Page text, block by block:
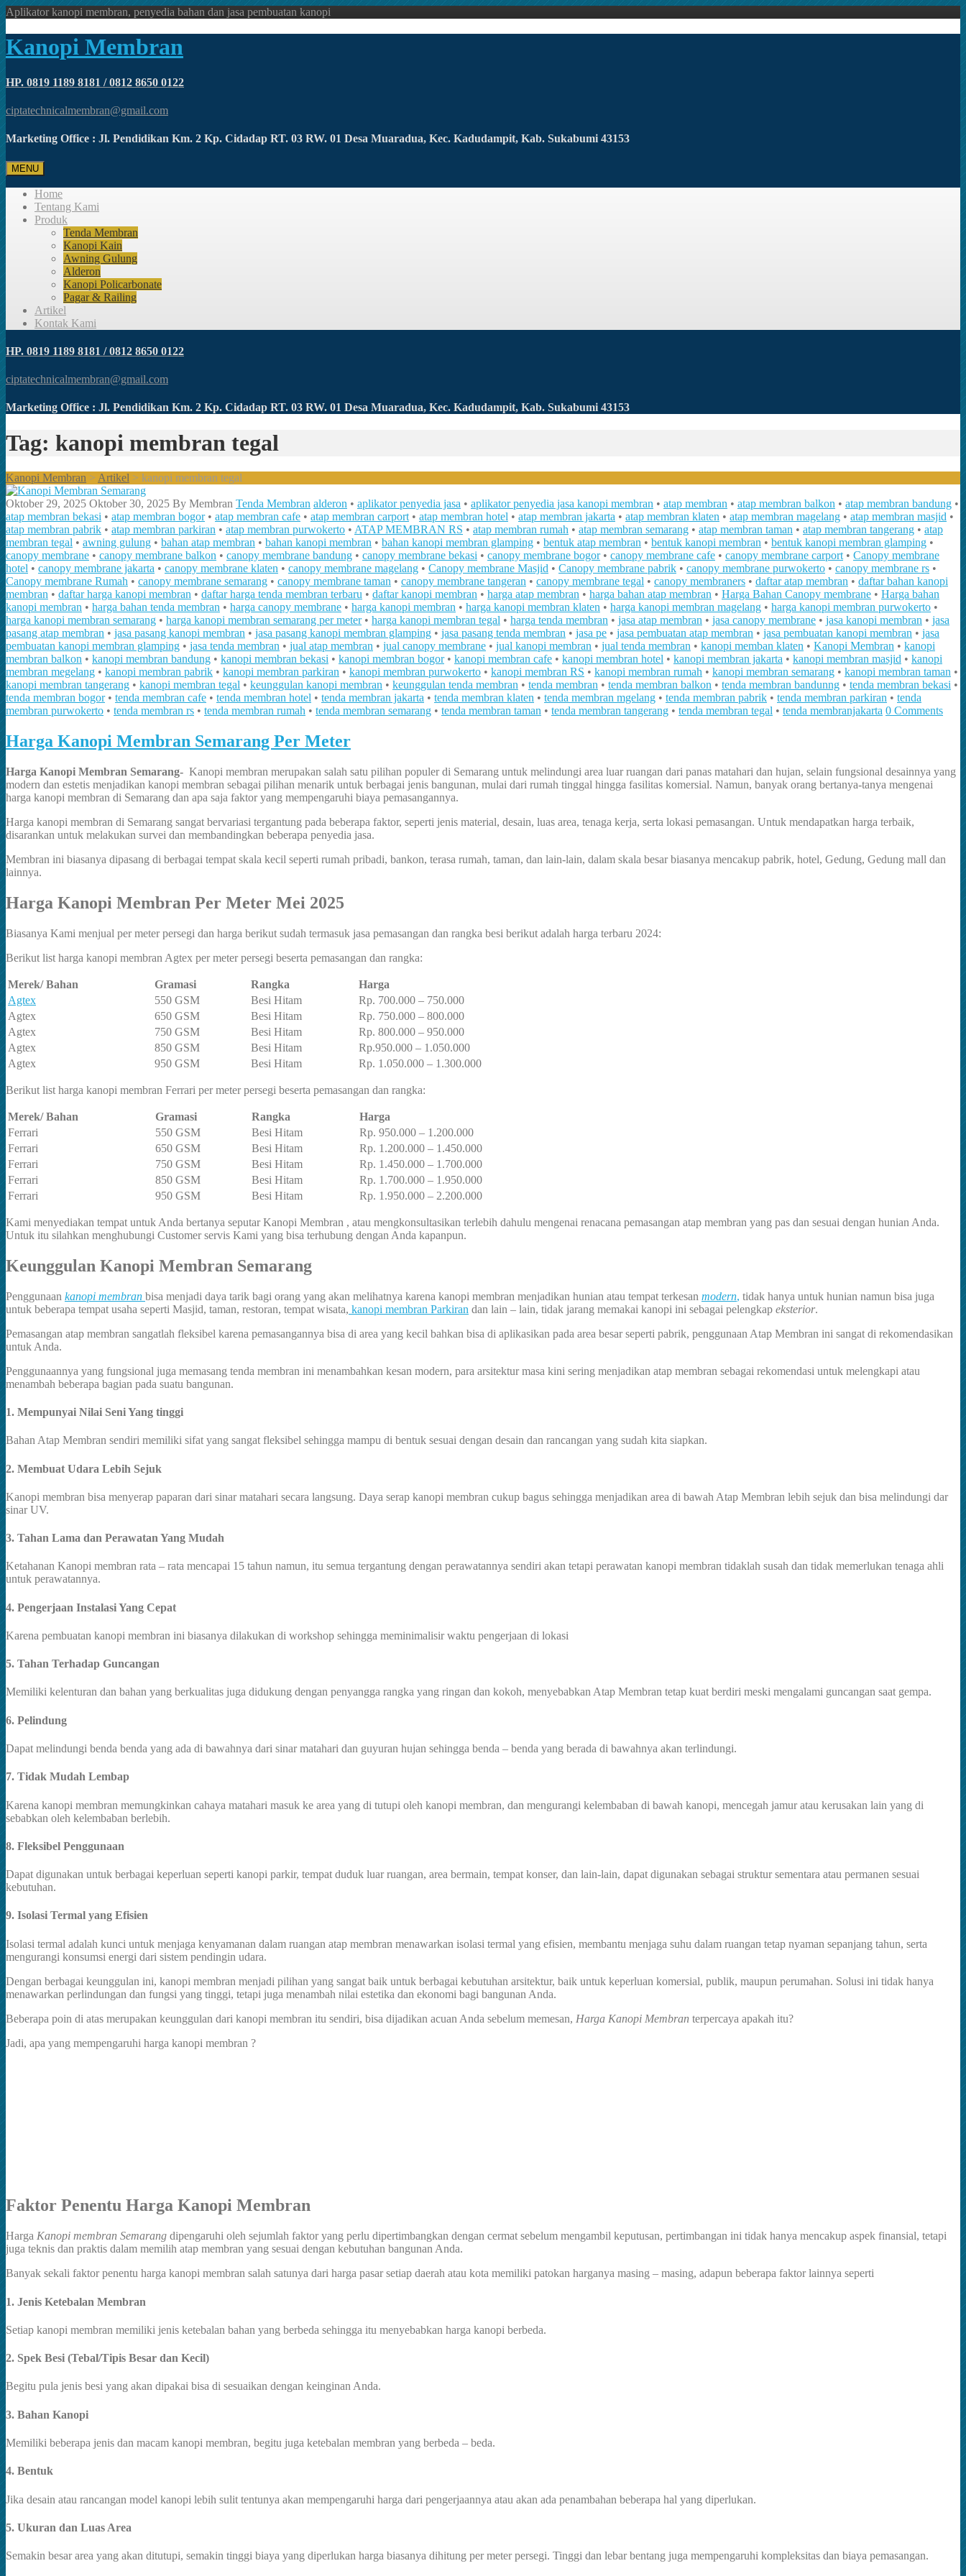
Aplikator kanopi membran, penyedia bahan dan jasa pembuatan kanopi
Kanopi Membran
HP. 0819 1189 8181 / 0812 8650 0122
ciptatechnicalmembran@gmail.com
Marketing Office : Jl. Pendidikan Km. 2 Kp. Cidadap RT. 03 RW. 01 Desa Muaradua, Kec. Kadudampit, Kab. Sukabumi 43153
MENU
Home
Tentang Kami
Produk
Tenda Membran
Kanopi Kain
Awning Gulung
Alderon
Kanopi Policarbonate
Pagar & Railing
Artikel
Kontak Kami
HP. 0819 1189 8181 / 0812 8650 0122
ciptatechnicalmembran@gmail.com
Marketing Office : Jl. Pendidikan Km. 2 Kp. Cidadap RT. 03 RW. 01 Desa Muaradua, Kec. Kadudampit, Kab. Sukabumi 43153
Tag: kanopi membran tegal
Kanopi Membran > Artikel > kanopi membran tegal
Oktober 29, 2025 Oktober 30, 2025 By Membran Tenda Membran alderon • aplikator penyedia jasa • aplikator penyedia jasa kanopi membran • atap membran • atap membran balkon • atap membran bandung •
atap membran bekasi • atap membran bogor• atap membran cafe • atap membran carport • atap membran hotel • atap membran jakarta • atap membran klaten • atap membran magelang • atap membran masjid •
atap membran pabrik • atap membran parkiran • atap membran purwokerto • ATAP MEMBRAN RS • atap membran rumah • atap membran semarang • atap membran taman • atap membran tangerang • atap
membran tegal • awning gulung • bahan atap membran • bahan kanopi membran • bahan kanopi membran glamping • bentuk atap membran • bentuk kanopi membran • bentuk kanopi membran glamping •
canopy membrane • canopy membrane balkon • canopy membrane bandung • canopy membrane bekasi • canopy membrane bogor• canopy membrane cafe • canopy membrane carport • Canopy membrane
hotel • canopy membrane jakarta • canopy membrane klaten • canopy membrane magelang • Canopy membrane Masjid • Canopy membrane pabrik • canopy membrane purwokerto • canopy membrane rs •
Canopy membrane Rumah • canopy membrane semarang • canopy membrane taman • canopy membrane tangeran • canopy membrane tegal • canopy membraners • daftar atap membran • daftar bahan kanopi
membran • daftar harga kanopi membran • daftar harga tenda membran terbaru • daftar kanopi membran • harga atap membran • harga bahan atap membran • Harga Bahan Canopy membrane • Harga bahan
kanopi membran • harga bahan tenda membran • harga canopy membrane • harga kanopi membran • harga kanopi membran klaten • harga kanopi membran magelang • harga kanopi membran purwokerto •
harga kanopi membran semarang • harga kanopi membran semarang per meter• harga kanopi membran tegal • harga tenda membran • jasa atap membran • jasa canopy membrane • jasa kanopi membran • jasa
pasang atap membran • jasa pasang kanopi membran • jasa pasang kanopi membran glamping • jasa pasang tenda membran • jasa pe • jasa pembuatan atap membran • jasa pembuatan kanopi membran • jasa
pembuatan kanopi membran glamping • jasa tenda membran • jual atap membran • jual canopy membrane • jual kanopi membran • jual tenda membran • kanopi memban klaten • Kanopi Membran • kanopi
membran balkon • kanopi membran bandung • kanopi membran bekasi • kanopi membran bogor• kanopi membran cafe • kanopi membran hotel • kanopi membran jakarta • kanopi membran masjid • kanopi
membran megelang • kanopi membran pabrik • kanopi membran parkiran • kanopi membran purwokerto • kanopi membran RS • kanopi membran rumah • kanopi membran semarang • kanopi membran taman •
kanopi membran tangerang • kanopi membran tegal • keunggulan kanopi membran • keunggulan tenda membran • tenda membran • tenda membran balkon • tenda membran bandunng • tenda membran bekasi •
tenda membran bogor• tenda membran cafe • tenda membran hotel • tenda membran jakarta • tenda membran klaten • tenda membran mgelang • tenda membran pabrik • tenda membran parkiran • tenda
membran purwokerto • tenda membran rs • tenda membran rumah • tenda membran semarang • tenda membran taman • tenda membran tangerang • tenda membran tegal • tenda membranjakarta 0 Comments
Harga Kanopi Membran Semarang Per Meter
Harga Kanopi Membran Semarang- Kanopi membran merupakan salah satu pilihan populer di Semarang untuk melindungi area luar ruangan dari panas matahari dan hujan, selain fungsional desainnya yang
modern dan estetis menjadikan kanopi membran sebagai pilihan menarik untuk berbagai jenis bangunan, mulai dari rumah tinggal hingga fasilitas komersial. Namun, banyak orang bertanya-tanya mengenai
harga kanopi membran di Semarang dan apa saja faktor yang mempengaruhi biaya pemasangannya.
Harga kanopi membran di Semarang sangat bervariasi tergantung pada beberapa faktor, seperti jenis material, desain, luas area, tenaga kerja, serta lokasi pemasangan. Untuk mendapatkan harga terbaik,
disarankan untuk melakukan survei dan membandingkan beberapa penyedia jasa.
Membran ini biasanya dipasang di berbagai tempat skala kecil seperti rumah pribadi, bankon, terasa rumah, taman, dan lain-lain, dalam skala besar biasanya mencakup pabrik, hotel, Gedung, Gedung mall dan
lainnya.
Harga Kanopi Membran Per Meter Mei 2025
Biasanya Kami menjual per meter persegi dan harga berikut sudah termasuk jasa pemasangan dan rangka besi berikut adalah harga terbaru 2024:
Berikut list harga kanopi membran Agtex per meter persegi beserta pemasangan dan rangka:
Merek/ Bahan Gramasi Rangka
Harga
Agtex
550 GSM Besi Hitam
Rp. 700.000 – 750.000
Agtex
650 GSM Besi Hitam
Rp. 750.000 – 800.000
Agtex
750 GSM Besi Hitam
Rp. 800.000 – 950.000
Agtex
850 GSM Besi Hitam
Rp.950.000 – 1.050.000
Agtex
950 GSM Besi Hitam Rp. 1.050.000 – 1.300.000
Berikut list harga kanopi membran Ferrari per meter persegi beserta pemasangan dan rangka:
Merek/ Bahan Gramasi Rangka
Harga
Ferrari
550 GSM Besi Hitam
Rp. 950.000 – 1.200.000
Ferrari
650 GSM Besi Hitam
Rp. 1.200.000 – 1.450.000
Ferrari
750 GSM Besi Hitam
Rp. 1.450.000 – 1.700.000
Ferrari
850 GSM Besi Hitam
Rp. 1.700.000 – 1.950.000
Ferrari
950 GSM Besi Hitam Rp. 1.950.000 – 2.200.000
Kami menyediakan tempat untuk Anda bertanya seputar Kanopi Membran , atau mengkonsultasikan terlebih dahulu mengenai renacana pemasangan atap membran yang pas dan sesuai dengan hunian Anda.
Untuk itu silahkan menghubungi Customer servis Kami yang bisa terhubung dengan Anda kapanpun.
Keunggulan Kanopi Membran Semarang
Penggunaan kanopi membran bisa menjadi daya tarik bagi orang yang akan melihatnya karena kanopi membran menjadikan hunian atau tempat terkesan modern, tidak hanya untuk hunian namun bisa juga
untuk beberapa tempat usaha seperti Masjid, taman, restoran, tempat wisata, kanopi membran Parkiran dan lain – lain, tidak jarang memakai kanopi ini sebagai pelengkap eksterior.
Pemasangan atap membran sangatlah fleksibel karena pemasangannya bisa di area yang kecil bahkan bisa di aplikasikan pada area besar seperti pabrik, penggunaan Atap Membran ini sangat di rekomendasikan
untuk Anda.
Penggunaannya yang fungsional juga memasang tenda membran ini menambahkan kesan modern, para arsitektur masa kini sering menjadikan atap membran sebagai rekomendasi untuk melengkapi atau
menambah beberapa bagian pada suatu bangunan.
1. Mempunyai Nilai Seni Yang tinggi
Bahan Atap Membran sendiri memiliki sifat yang sangat fleksibel sehingga mampu di bentuk sesuai dengan desain dan rancangan yang sudah kita siapkan.
2. Membuat Udara Lebih Sejuk
Kanopi membran bisa menyerap paparan dari sinar matahari secara langsung. Daya serap kanopi membran cukup bagus sehingga menjadikan area di bawah Atap Membran lebih sejuk dan bisa melindungi dar
sinar UV.
3. Tahan Lama dan Perawatan Yang Mudah
Ketahanan Kanopi membran rata – rata mencapai 15 tahun namun, itu semua tergantung dengan perawatannya sendiri akan tetapi perawatan kanopi membran tidaklah susah dan tidak memerlukan tenaga ahli
untuk perawatannya.
4. Pengerjaan Instalasi Yang Cepat
Karena pembuatan kanopi membran ini biasanya dilakukan di workshop sehingga meminimalisir waktu pengerjaan di lokasi
5. Tahan Terhadap Guncangan
Memiliki kelenturan dan bahan yang berkualitas juga didukung dengan penyangga rangka yang ringan dan kokoh, menyebabkan Atap Membran tetap kuat berdiri meski mengalami guncangan saat gempa.
6. Pelindung
Dapat melindungi benda benda yang ada di bawahnya dari sinar matahari dan guyuran hujan sehingga benda – benda yang berada di bawahnya akan terlindungi.
7. Tidak Mudah Lembap
Karena kanopi membran memungkinkan cahaya matahari masuk ke area yang di tutupi oleh kanopi membran, dan mengurangi kelembaban di bawah kanopi, mencegah jamur atau kerusakan lain yang di
sebabkan oleh kelembaban berlebih.
8. Fleksibel Penggunaan
Dapat digunakan untuk berbagai keperluan seperti kanopi parkir, tempat duduk luar ruangan, area bermain, tempat konser, dan lain-lain, dapat digunakan sebagai struktur sementara atau permanen sesuai
kebutuhan.
9. Isolasi Termal yang Efisien
Isolasi termal adalah kunci untuk menjaga kenyamanan dalam ruangan atap membran menawarkan isolasi termal yang efisien, membantu menjaga suhu dalam ruangan tetap nyaman sepanjang tahun, serta
mengurangi konsumsi energi dari sistem pendingin udara.
Dengan berbagai keunggulan ini, kanopi membran menjadi pilihan yang sangat baik untuk berbagai kebutuhan arsitektur, baik untuk keperluan komersial, publik, maupun perumahan. Solusi ini tidak hanya
menawarkan perlindungan dan fungsi yang tinggi, tetapi juga menambah nilai estetika dan ekonomi bagi bangunan Anda.
Beberapa poin di atas merupakan keunggulan dari kanopi membran itu sendiri, bisa dijadikan acuan Anda sebelum memesan, Harga Kanopi Membran terpercaya apakah itu?
Jadi, apa yang mempengaruhi harga kanopi membran ?
Faktor Penentu Harga Kanopi Membran
Harga Kanopi membran Semarang dipengaruhi oleh sejumlah faktor yang perlu dipertimbangkan dengan cermat sebelum mengambil keputusan, pertimbangan ini tidak hanya mencakup aspek finansial, tetapi
juga teknis dan praktis dalam memilih atap membran yang sesuai dengan kebutuhan bangunan Anda.
Banyak sekali faktor penentu harga kanopi membran salah satunya dari harga pasar setiap daerah atau kota memiliki patokan harganya masing – masing, adapun beberapa faktor lainnya seperti
1. Jenis Ketebalan Membran
Setiap kanopi membran memiliki jenis ketebalan bahan yang berbeda sehingga itu menyebabkan harga kanopi berbeda.
2. Spek Besi (Tebal/Tipis Besar dan Kecil)
Begitu pula jenis besi yang akan dipakai bisa di sesuaikan dengan keinginan Anda.
3. Bahan Kanopi
Memiliki beberapa jenis dan macam kanopi membran, begitu juga ketebalan membran yang berbeda – beda.
4. Bentuk
Jika desain atau rancangan model kanopi lebih sulit tentunya akan mempengaruhi harga dari pengerjaannya atau akan ada penambahan beberapa hal yang diperlukan.
5. Ukuran dan Luas Area
Semakin besar area yang akan ditutupi, semakin tinggi biaya yang diperlukan harga biasanya dihitung per meter persegi. Tinggi dan lebar bentang juga mempengaruhi kompleksitas dan biaya pemasangan.